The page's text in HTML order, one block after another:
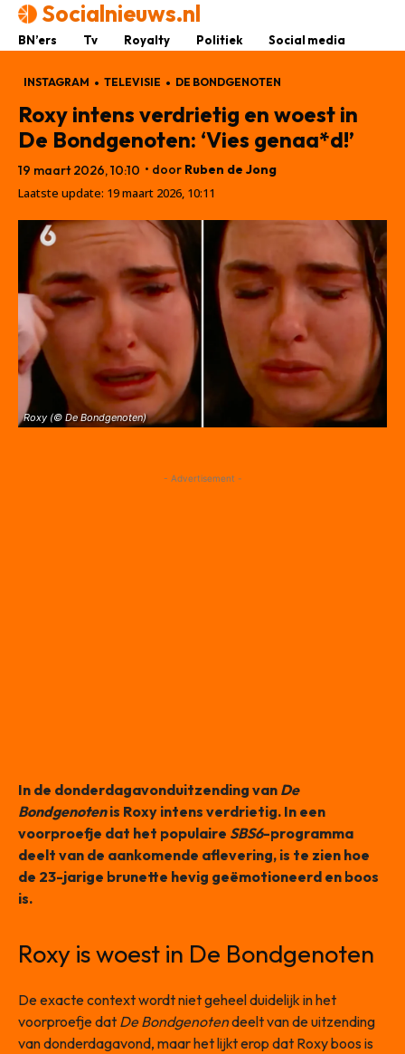
Socialnieuws.nl
BN’ers Tv Royalty Politiek Social media
INSTAGRAM TELEVISIE DE BONDGENOTEN
Roxy intens verdrietig en woest in
De Bondgenoten: ‘Vies genaa*d!’
19 maart 2026, 10:10 • door Ruben de Jong
Laatste update: 19 maart 2026, 10:11
Roxy (© De Bondgenoten)
- Advertisement -
In de donderdagavonduitzending van De
Bondgenotenis Roxy intens verdrietig. In een
voorproefje dat het populaire SBS6-programma
deelt van de aankomende aflevering, is te zien hoe
de 23-jarige brunette hevig geëmotioneerd en boos
is.
Roxy is woest in De Bondgenoten
De exacte context wordt niet geheel duidelijk in het
voorproefje dat De Bondgenotendeelt van de uitzending
van donderdagavond, maar het lijkt erop dat Roxy boos is